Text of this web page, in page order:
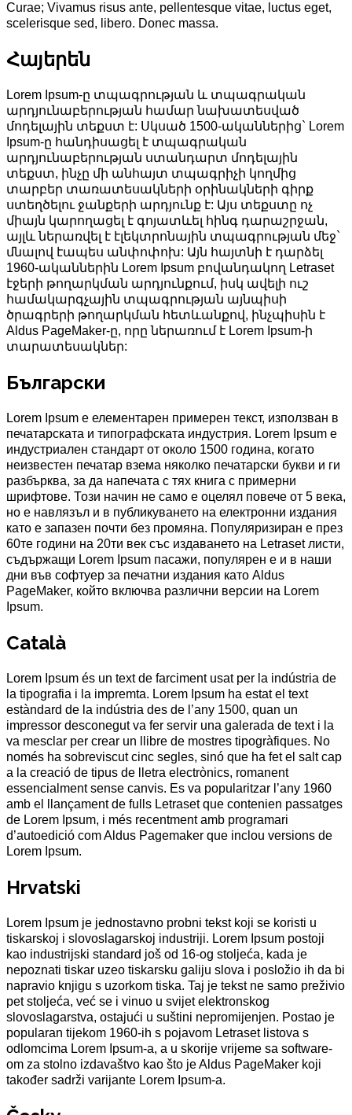
Curae; Vivamus risus ante, pellentesque vitae, luctus eget,
scelerisque sed, libero. Donec massa.
Հայերեն
Lorem Ipsum-ը տպագրության և տպագրական
արդյունաբերության համար նախատեսված
մոդելային տեքստ է: Սկսած 1500-ականներից` Lorem
Ipsum-ը հանդիսացել է տպագրական
արդյունաբերության ստանդարտ մոդելային
տեքստ, ինչը մի անհայտ տպագրիչի կողմից
տարբեր տառատեսակների օրինակների գիրք
ստեղծելու ջանքերի արդյունք է: Այս տեքստը ոչ
միայն կարողացել է գոյատևել հինգ դարաշրջան,
այլև ներառվել է էլեկտրոնային տպագրության մեջ`
մնալով էապես անփոփոխ: Այն հայտնի է դարձել
1960-ականներին Lorem Ipsum բովանդակող Letraset
էջերի թողարկման արդյունքում, իսկ ավելի ուշ
համակարգչային տպագրության այնպիսի
ծրագրերի թողարկման հետևանքով, ինչպիսին է
Aldus PageMaker-ը, որը ներառում է Lorem Ipsum-ի
տարատեսակներ:
Български
Lorem Ipsum е елементарен примерен текст, използван в
печатарската и типографската индустрия. Lorem Ipsum е
индустриален стандарт от около 1500 година, когато
неизвестен печатар взема няколко печатарски букви и ги
разбърква, за да напечата с тях книга с примерни
шрифтове. Този начин не само е оцелял повече от 5 века,
но е навлязъл и в публикуването на електронни издания
като е запазен почти без промяна. Популяризиран е през
60те години на 20ти век със издаването на Letraset листи,
съдържащи Lorem Ipsum пасажи, популярен е и в наши
дни във софтуер за печатни издания като Aldus
PageMaker, който включва различни версии на Lorem
Ipsum.
Català
Lorem Ipsum és un text de farciment usat per la indústria de
la tipografia i la impremta. Lorem Ipsum ha estat el text
estàndard de la indústria des de l’any 1500, quan un
impressor desconegut va fer servir una galerada de text i la
va mesclar per crear un llibre de mostres tipogràfiques. No
només ha sobreviscut cinc segles, sinó que ha fet el salt cap
a la creació de tipus de lletra electrònics, romanent
essencialment sense canvis. Es va popularitzar l’any 1960
amb el llançament de fulls Letraset que contenien passatges
de Lorem Ipsum, i més recentment amb programari
d’autoedició com Aldus Pagemaker que inclou versions de
Lorem Ipsum.
Hrvatski
Lorem Ipsum je jednostavno probni tekst koji se koristi u
tiskarskoj i slovoslagarskoj industriji. Lorem Ipsum postoji
kao industrijski standard još od 16-og stoljeća, kada je
nepoznati tiskar uzeo tiskarsku galiju slova i posložio ih da bi
napravio knjigu s uzorkom tiska. Taj je tekst ne samo preživio
pet stoljeća, već se i vinuo u svijet elektronskog
slovoslagarstva, ostajući u suštini nepromijenjen. Postao je
popularan tijekom 1960-ih s pojavom Letraset listova s
odlomcima Lorem Ipsum-a, a u skorije vrijeme sa software-
om za stolno izdavaštvo kao što je Aldus PageMaker koji
također sadrži varijante Lorem Ipsum-a.